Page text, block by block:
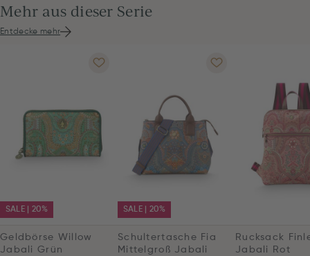
Mehr aus dieser Serie
Entdecke mehr
SALE | 20%
Geldbörse Willow
Jabali Grün
SALE | 20%
Schultertasche Fia
Mittelgroß Jabali
Rucksack
Jabali Rot